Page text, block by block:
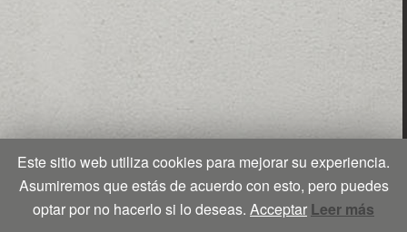
Este sitio web utiliza cookies para mejorar su experiencia.
Asumiremos que estás de acuerdo con esto, pero puedes
optar por no hacerlo si lo deseas. Acceptar Leer más